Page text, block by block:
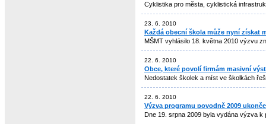
Cyklistika pro města, cyklistická
23. 6. 2010
Každá obecní škola může nyní získat
MŠMT vyhlásilo 18. května 2010 výzvu
22. 6. 2010
Obce, které povolí firmám masivní
Nedostatek školek a míst ve školkách
22. 6. 2010
Výzva programu povodně 2009
Dne 19. srpna 2009 byla vydána výzva